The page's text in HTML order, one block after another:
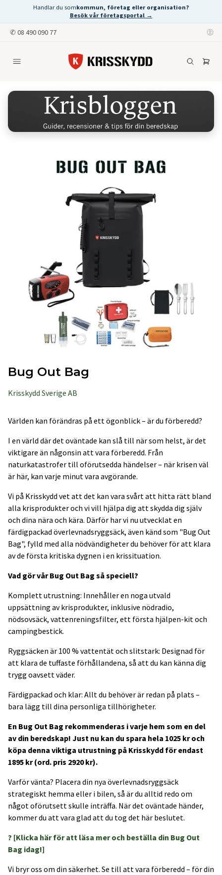
Handlar du somkommun, företag eller organisation?
Besök vår företagsportal →
✆ 08 490 090 77
Bug Out Bag
Krisskydd Sverige AB
Världen kan förändras på ett ögonblick – är du förberedd?
I en värld där det oväntade kan slå till när som helst, är det
viktigare än någonsin att vara förberedd. Från
naturkatastrofer till oförutsedda händelser – när krisen väl
är här, kan varje minut vara avgörande.
Vi på Krisskydd vet att det kan vara svårt att hitta rätt bland
alla krisprodukter och vi vill hjälpa dig att skydda dig själv
och dina nära och kära. Därför har vi nu utvecklat en
färdigpackad överlevnadsryggsäck, även känd som "Bug Out
Bag", fylld med alla nödvändigheter du behöver för att klara
av de första kritiska dygnen i en krissituation.
Vad gör vår Bug Out Bag så speciell?
Komplett utrustning: Innehåller en noga utvald
uppsättning av krisprodukter, inklusive nödradio,
nödsovsäck, vattenreningsfilter, ett första hjälpen-kit och
campingbestick.
Ryggsäcken är 100 % vattentät och slitstark: Designad för
att klara de tuffaste förhållandena, så att du kan känna dig
trygg oavsett väder.
Färdigpackad och klar: Allt du behöver är redan på plats –
bara lägg till dina personliga tillhörigheter.
En Bug Out Bag rekommenderas i varje hem som en del
av din beredskap! Just nu kan du spara hela 1025 kr och
köpa denna viktiga utrustning på Krisskydd för endast
1895 kr (ord. pris 2920 kr).
Varför vänta? Placera din nya överlevnadsryggsäck
strategiskt hemma eller i bilen, så är du alltid redo om
något oförutsett skulle inträffa. När det oväntade händer,
kommer du att vara glad att du tog det här beslutet.
? [Klicka här för att läsa mer och beställa din Bug Out
Bag idag!]
Vi bryr oss om din säkerhet. Se till att vara förberedd – för din